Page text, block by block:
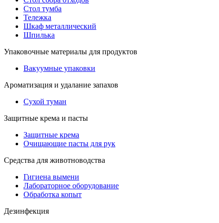
Стол тумба
Тележка
Шкаф металлический
Шпилька
Упаковочные материалы для продуктов
Вакуумные упаковки
Ароматизация и удалание запахов
Сухой туман
Защитные крема и пасты
Защитные крема
Очищающие пасты для рук
Средства для животноводства
Гигиена вымени
Лабораторное оборудование
Обработка копыт
Дезинфекция